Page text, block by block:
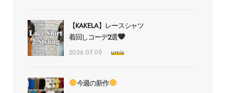
【KAKELA】レースシャツ
着回しコーデ2選
2026.07.09 urnis
今週の新作